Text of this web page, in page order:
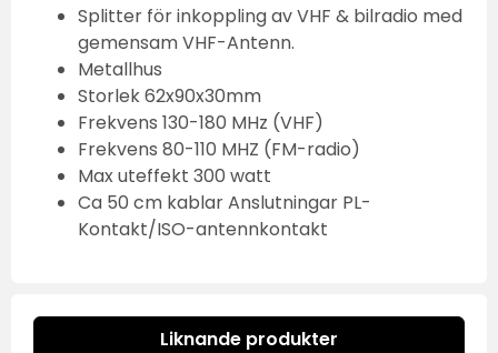
Splitter för inkoppling av VHF & bilradio med
gemensam VHF-Antenn.
Metallhus
Storlek 62x90x30mm
Frekvens 130-180 MHz (VHF)
Frekvens 80-110 MHZ (FM-radio)
Max uteffekt 300 watt
Ca 50 cm kablar Anslutningar PL-
Kontakt/ISO-antennkontakt
Liknande produkter